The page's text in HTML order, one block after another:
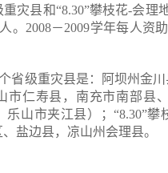
灾县和“8.30”攀枝花-会
。2008－2009学年每人资
省级重灾县是：阿坝州金
市仁寿县，南充市南部县
山市夹江县）；“8.30”攀
盐边县，凉山州会理县。